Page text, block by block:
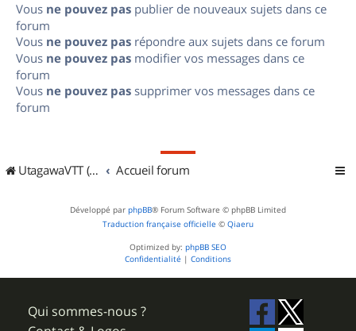
Vous ne pouvez pas publier de nouveaux sujets dans ce
forum
Vous ne pouvez pas répondre aux sujets dans ce forum
Vous ne pouvez pas modifier vos messages dans ce
forum
Vous ne pouvez pas supprimer vos messages dans ce
forum
UtagawaVTT (Randos VTT et VTTAE avec traces GPS) Accueil forum
Développé par phpBB® Forum Software © phpBB Limited
Traduction française officielle © Qiaeru
Optimized by: phpBB SEO
Confidentialité | Conditions
Qui sommes-nous ?